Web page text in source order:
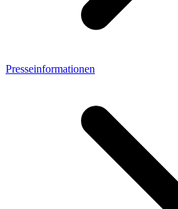
Presseinformationen